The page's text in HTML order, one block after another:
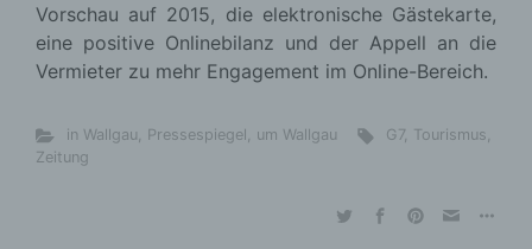
Vorschau auf 2015, die elektronische Gästekarte,
eine positive Onlinebilanz und der Appell an die
Vermieter zu mehr Engagement im Online-Bereich.
in Wallgau, Pressespiegel, um Wallgau G7, Tourismus,
Zeitung